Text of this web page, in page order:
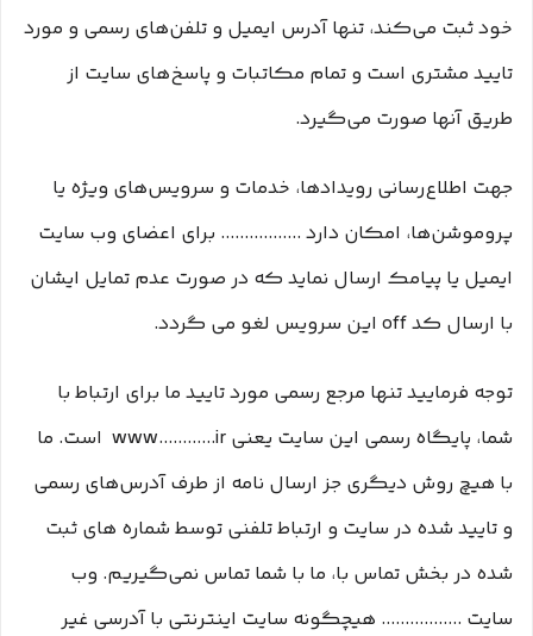
خود ثبت می‌کند، تنها آدرس ایمیل و تلفن‌های رسمی و مورد
تایید مشتری است و تمام مکاتبات و پاسخ‌های سایت از
طریق آنها صورت می‌گیرد.
جهت اطلاع‌رسانی رویدادها، خدمات و سرویس‌های ویژه یا
پروموشن‌ها، امکان دارد ................. برای اعضای وب سایت
ایمیل یا پیامک ارسال نماید که در صورت عدم تمایل ایشان
با ارسال کد off این سرویس لغو می گردد.
توجه فرمایید تنها مرجع رسمی مورد تایید ما برای ارتباط با
شما، پایگاه رسمی این سایت یعنی www............ir است. ما
با هیچ روش دیگری جز ارسال نامه از طرف آدرس‏‌های رسمی
و تایید شده در سایت و ارتباط تلفنی توسط شماره های ثبت
شده در بخش تماس با، ما با شما تماس نمی‌‏گیریم. وب
سایت ................. هیچگونه سایت اینترنتی با آدرسی غیر